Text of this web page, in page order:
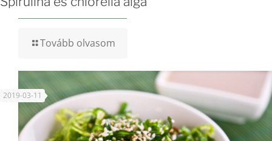
Tovább olvasom
2019-03-11